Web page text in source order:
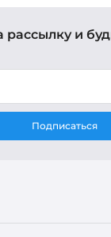
и
Подписаться